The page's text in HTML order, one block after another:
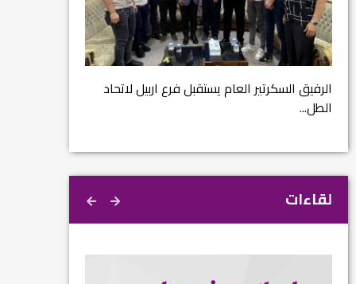
الرفيق السكرتير العام يستقبل فرع اربيل لاتحاد
الطل...
لقاءات